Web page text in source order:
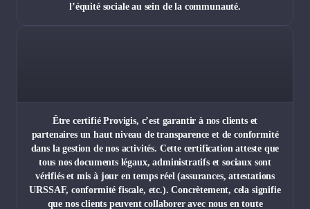
l’équité sociale au sein de la communauté.
Être certifié Provigis, c’est garantir à nos clients et
partenaires un haut niveau de transparence et de conformité
dans la gestion de nos activités. Cette certification atteste que
tous nos documents légaux, administratifs et sociaux sont
vérifiés et mis à jour en temps réel (assurances, attestations
URSSAF, conformité fiscale, etc.). Concrètement, cela signifie
que nos clients peuvent collaborer avec nous en toute